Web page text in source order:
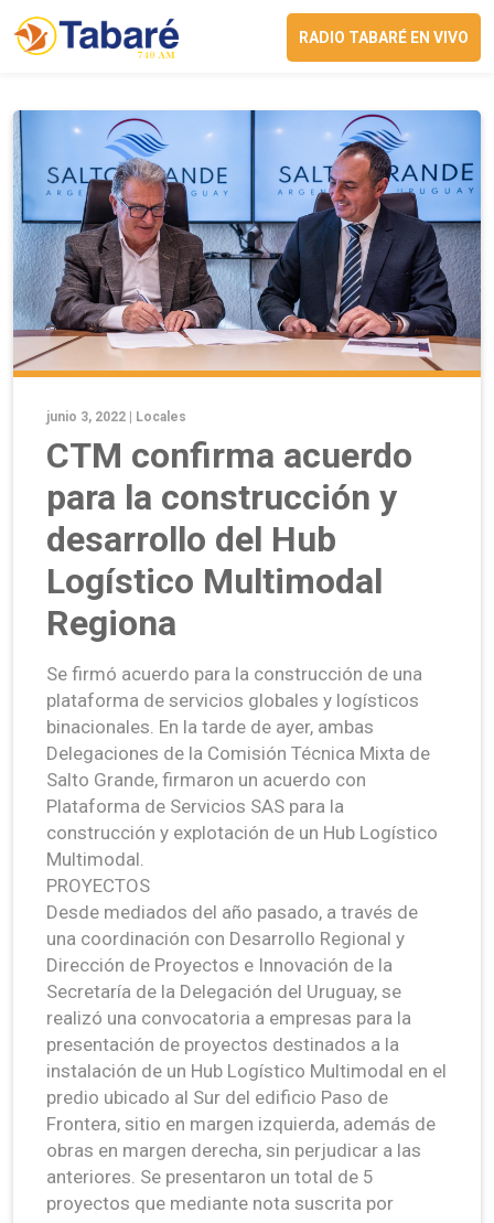
RADIO TABARÉ EN VIVO
junio 3, 2022 | Locales
CTM confirma acuerdo
para la construcción y
desarrollo del Hub
Logístico Multimodal
Regiona
Se firmó acuerdo para la construcción de una
plataforma de servicios globales y logísticos
binacionales. En la tarde de ayer, ambas
Delegaciones de la Comisión Técnica Mixta de
Salto Grande, firmaron un acuerdo con
Plataforma de Servicios SAS para la
construcción y explotación de un Hub Logístico
Multimodal.
PROYECTOS
Desde mediados del año pasado, a través de
una coordinación con Desarrollo Regional y
Dirección de Proyectos e Innovación de la
Secretaría de la Delegación del Uruguay, se
realizó una convocatoria a empresas para la
presentación de proyectos destinados a la
instalación de un Hub Logístico Multimodal en el
predio ubicado al Sur del edificio Paso de
Frontera, sitio en margen izquierda, además de
obras en margen derecha, sin perjudicar a las
anteriores. Se presentaron un total de 5
proyectos que mediante nota suscrita por